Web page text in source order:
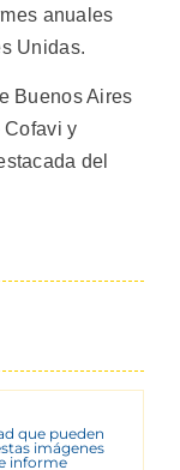
anuales
Unidas.
Buenos Aires
Cofavi y
del
que pueden
imágenes
informe